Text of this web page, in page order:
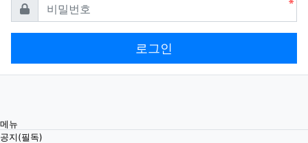
로그인
메뉴
공지(필독)